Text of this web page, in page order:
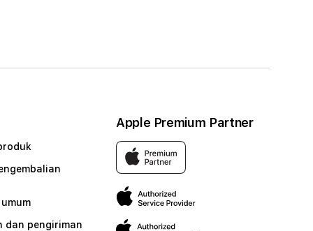
dan pengiriman
Apple Premium Partner